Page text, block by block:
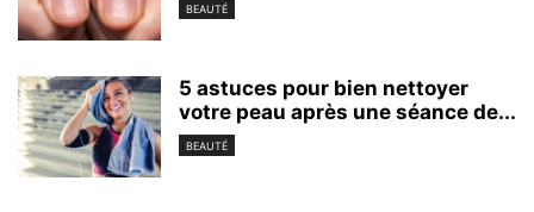
BEAUTÉ
5 astuces pour bien nettoyer
votre peau après une séance de...
BEAUTÉ